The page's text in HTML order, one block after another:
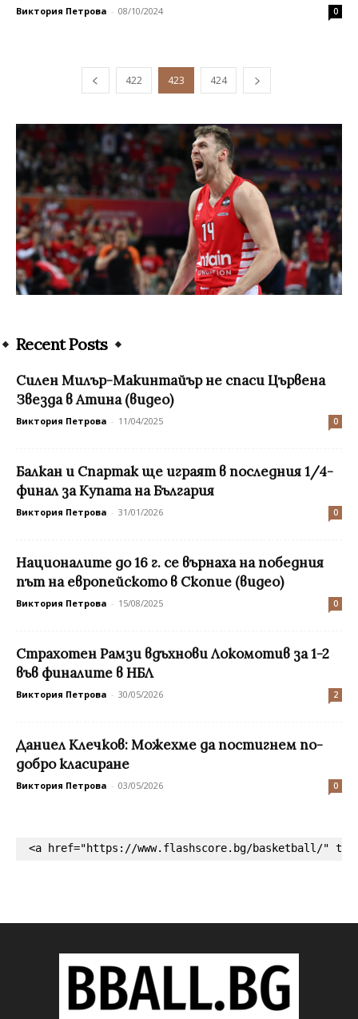
Виктория Петрова - 08/10/2024 0
422 423 424
Recent Posts
Силен Милър-Макинтайър не спаси Цървена
Звезда в Атина (видео)
Виктория Петрова - 11/04/2025 0
Балкан и Спартак ще играят в последния 1/4-
финал за Купата на България
Виктория Петрова - 31/01/2026 0
Националите до 16 г. се върнаха на победния
път на европейското в Скопие (видео)
Виктория Петрова - 15/08/2025 0
Страхотен Рамзи вдъхнови Локомотив за 1-2
във финалите в НБЛ
Виктория Петрова - 30/05/2026 2
Даниел Клечков: Можехме да постигнем по-
добро класиране
Виктория Петрова - 03/05/2026 0
<a href="https://www.flashscore.bg/basketball/"